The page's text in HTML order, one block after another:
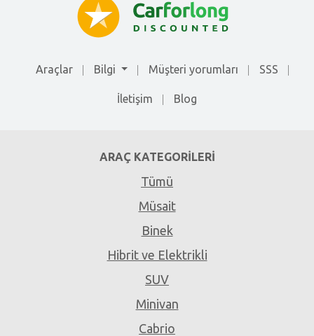
Araçlar Bilgi Müşteri yorumları SSS
İletişim Blog
ARAÇ KATEGORILERI
Tümü
Müsait
Binek
Hibrit ve Elektrikli
SUV
Minivan
Cabrio